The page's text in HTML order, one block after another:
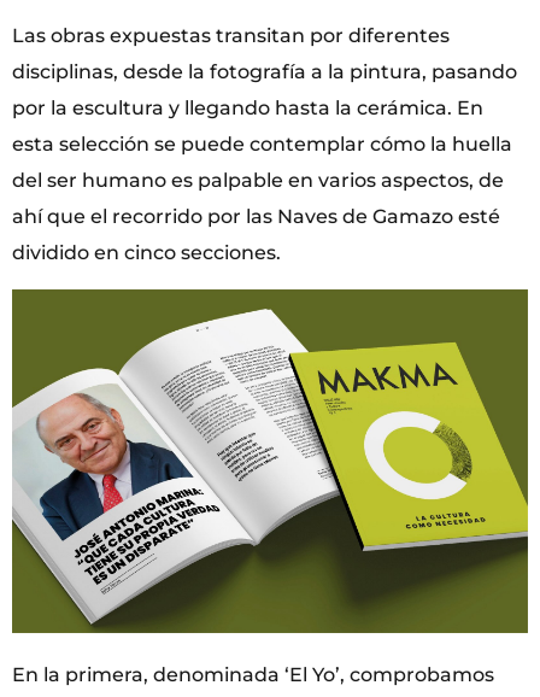
Las obras expuestas transitan por diferentes
disciplinas, desde la fotografía a la pintura, pasando
por la escultura y llegando hasta la cerámica. En
esta selección se puede contemplar cómo la huella
del ser humano es palpable en varios aspectos, de
ahí que el recorrido por las Naves de Gamazo esté
dividido en cinco secciones.
En la primera, denominada ‘El Yo’, comprobamos